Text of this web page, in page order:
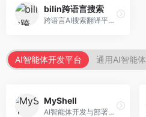
bilin跨语言搜索
跨语言AI搜索翻译平台，专注于信息获取。面向研究者和内容创作者，提供跨语言搜索、内容翻译、信息整合等服务，跨语言检索能力强。
AI智能体开发平台 通用AI智能体
MyShell
AI智能体开发与部署平台，专注于语音交互智能体。面向开发者，提供语音智能体创建、部署服务、社区分享等功能，语音交互能力强。